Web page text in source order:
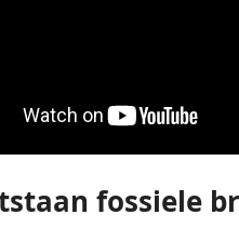
fossiele